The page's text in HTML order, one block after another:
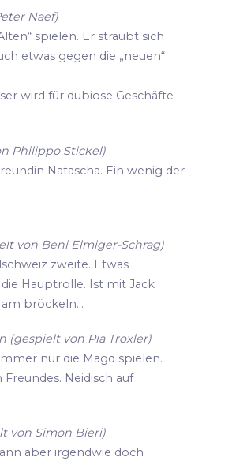
Naef)
spielen. Er sträubt sich
etwas gegen die „neuen“
wird für dubiose Geschäfte
Philippo Stickel)
Natascha. Ein wenig der
von Beni Elmiger-Schrag)
zweite. Etwas
Hauptrolle. Ist mit Jack
bröckeln...
(gespielt von Pia Troxler)
nur die Magd spielen.
Neidisch auf
von Simon Bieri)
aber irgendwie doch